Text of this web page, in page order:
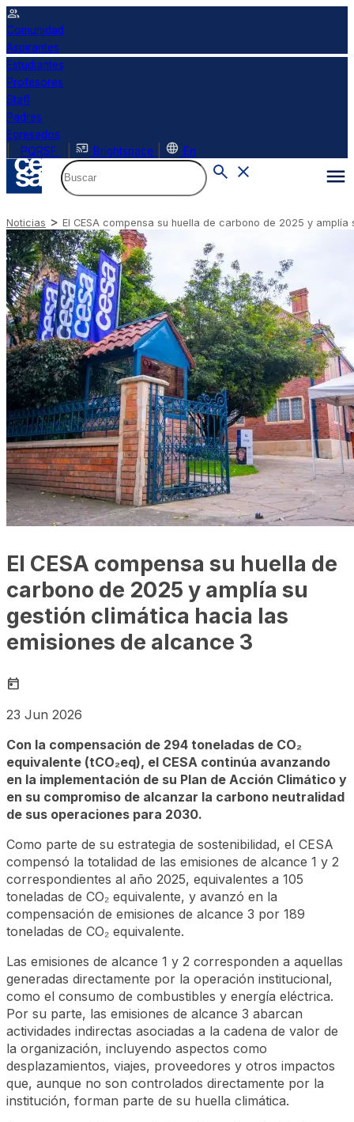
Comunidad
Aspirantes
Estudiantes
Profesores
Staff
Padres
Egresados
PQRSF Brightspace En
Noticias > El CESA compensa su huella de carbono de 2025 y
El CESA compensa su huella de
carbono de 2025 y amplía su
gestión climática hacia las
emisiones de alcance 3
today
23 Jun 2026
Con la compensación de 294 toneladas de CO₂
equivalente (tCO₂eq), el CESA continúa avanzando
en la implementación de su Plan de Acción Climático y
en su compromiso de alcanzar la carbono neutralidad
de sus operaciones para 2030.
Como parte de su estrategia de sostenibilidad, el CESA
compensó la totalidad de las emisiones de alcance 1 y 2
correspondientes al año 2025, equivalentes a 105
toneladas de CO₂ equivalente, y avanzó en la
compensación de emisiones de alcance 3 por 189
toneladas de CO₂ equivalente.
Las emisiones de alcance 1 y 2 corresponden a aquellas
generadas directamente por la operación institucional,
como el consumo de combustibles y energía eléctrica.
Por su parte, las emisiones de alcance 3 abarcan
actividades indirectas asociadas a la cadena de valor de
la organización, incluyendo aspectos como
desplazamientos, viajes, proveedores y otros impactos
que, aunque no son controlados directamente por la
institución, forman parte de su huella climática.